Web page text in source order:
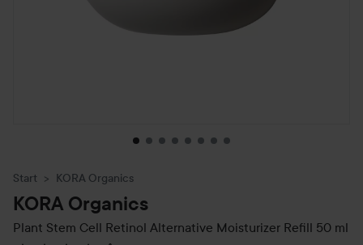
Start KORA Organics
KORA Organics
Plant Stem Cell Retinol Alternative Moisturizer Refill 50 ml